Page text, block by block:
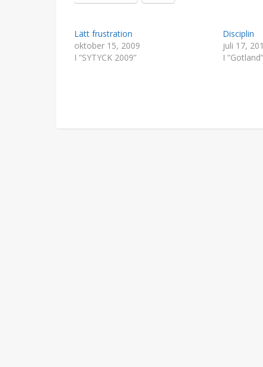
Lätt frustration
oktober 15, 2009
I ”SYTYCK 2009”
Disciplin
juli 17,
I ”Gotland”